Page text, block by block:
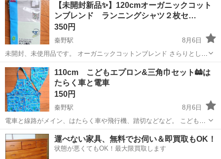
【未開封新品✨】120cmオーガニックコット
ンブレンド ランニングシャツ２枚セ…
350円
秦野駅
8月6日
未開封、未使用品です。 オーガニックコットンブレンド さらりとした
カノコ編み 吸汗速乾 通気性 肌離れ性にすぐれているそうです。 ☆綿
60%、ポリエステル40% 縫製にもこだわりあり。 ざらつきや...
神奈川 秦野市 キッズ用品 トップバリュ
110cm こどもエプロン&三角巾セット🚋は
たらく車と電車
150円
秦野駅
8月6日
電車と線路がメイン、はたらく車や飛行機、踏切などなど。 こども大
好きがいっぱいつまったデザインのエプロン&三角巾セット。 綿100%
首ひもは2ヶ所にボタンホールあり、成長に合わせて調整できます。
まんなかに...
神奈川 秦野市 秦野駅 キッズ用品 エプロン
運べない家具、無料でお伺い＆即買取もOK！
状態が悪くてもOK！最大限買取します